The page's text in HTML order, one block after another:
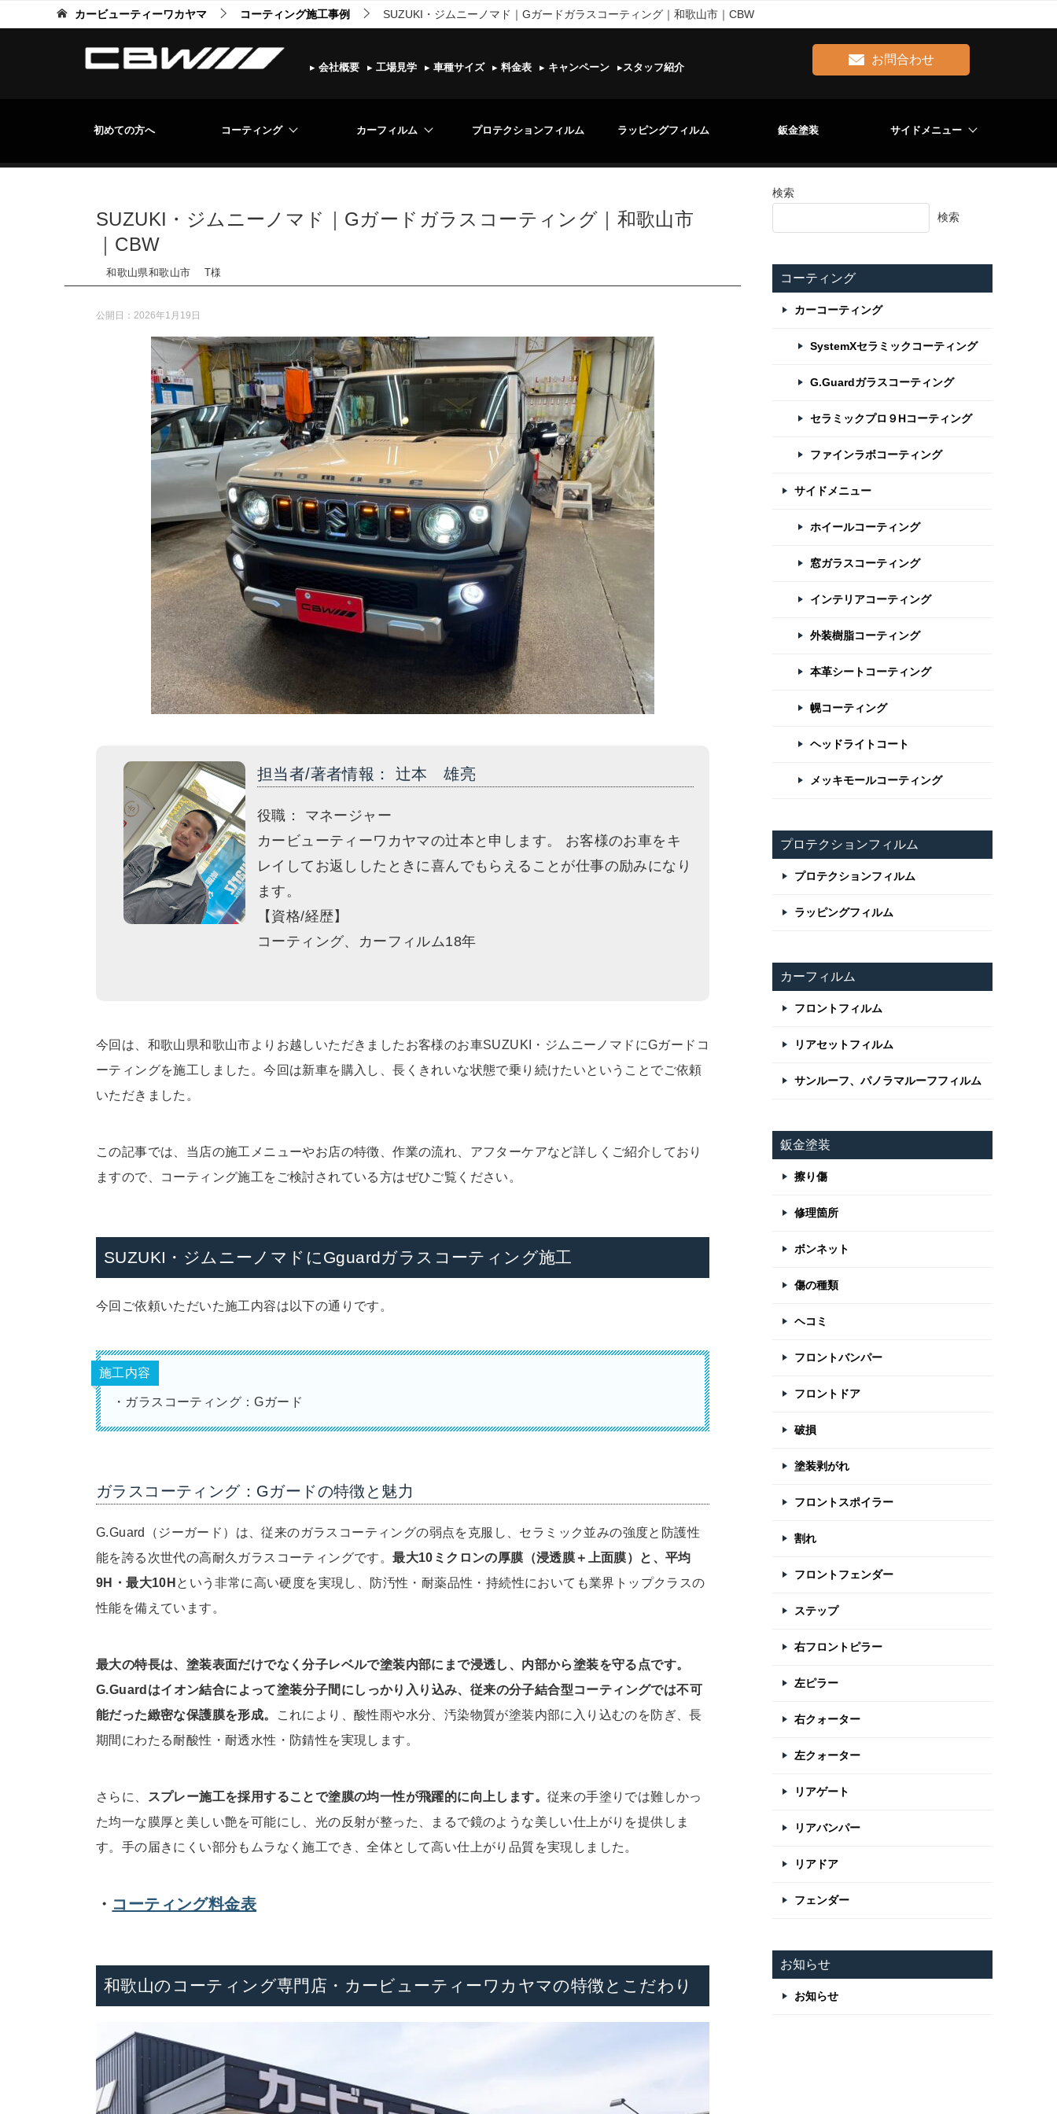
カービューティーワカヤマ コーティング施工事例 SUZUKI・ジムニーノマド｜Gガードガラスコーティング｜和歌山市｜CBW
▸ 会社概要 ▸ 工場見学 ▸ 車種サイズ ▸ 料金表 ▸ キャンペーン ▸スタッフ紹介
お問合わせ
初めての方へ コーティング カーフィルム プロテクションフィルム ラッピングフィルム 鈑金塗装 サイドメニュー
SUZUKI・ジムニーノマド｜Gガードガラスコーティング｜和歌山市
｜CBW
和歌山県和歌山市 T様
公開日： 2026年1月19日
担当者/著者情報： 辻本 雄亮
役職： マネージャー
カービューティーワカヤマの辻本と申します。 お客様のお車をキ
レイしてお返ししたときに喜んでもらえることが仕事の励みになり
ます。
【資格/経歴】
コーティング、カーフィルム18年
今回は、和歌山県和歌山市よりお越しいただきましたお客様のお車SUZUKI・ジムニーノマドにGガードコ
ーティングを施工しました。今回は新車を購入し、長くきれいな状態で乗り続けたいということでご依頼
いただきました。
この記事では、当店の施工メニューやお店の特徴、作業の流れ、アフターケアなど詳しくご紹介しており
ますので、コーティング施工をご検討されている方はぜひご覧ください。
SUZUKI・ジムニーノマドにGguardガラスコーティング施工
今回ご依頼いただいた施工内容は以下の通りです。
施工内容
・ガラスコーティング：Gガード
ガラスコーティング：Gガードの特徴と魅力
G.Guard（ジーガード）は、従来のガラスコーティングの弱点を克服し、セラミック並みの強度と防護性
能を誇る次世代の高耐久ガラスコーティングです。最大10ミクロンの厚膜（浸透膜＋上面膜）と、平均
9H・最大10H という非常に高い硬度を実現し、防汚性・耐薬品性・持続性においても業界トップクラスの
性能を備えています。
最大の特長は、塗装表面だけでなく分子レベルで塗装内部にまで浸透し、内部から塗装を守る点です。
G.Guardはイオン結合によって塗装分子間にしっかり入り込み、従来の分子結合型コーティングでは不可
能だった緻密な保護膜を形成。
これにより、酸性雨や水分、汚染物質が塗装内部に入り込むのを防ぎ、長
期間にわたる耐酸性・耐透水性・防錆性を実現します。
さらに、 スプレー施工を採用することで塗膜の均一性が飛躍的に向上します。従来の手塗りでは難しかっ
た均一な膜厚と美しい艶を可能にし、光の反射が整った、まるで鏡のような美しい仕上がりを提供しま
す。手の届きにくい部分もムラなく施工でき、全体として高い仕上がり品質を実現しました。
・ コーティング料金表
和歌山のコーティング専門店・カービューティーワカヤマの特徴とこだわり
検索
検索
コーティング
カーコーティング
SystemXセラミックコーティング
G.Guardガラスコーティング
セラミックプロ９Hコーティング
ファインラボコーティング
サイドメニュー
ホイールコーティング
窓ガラスコーティング
インテリアコーティング
外装樹脂コーティング
本革シートコーティング
幌コーティング
ヘッドライトコート
メッキモールコーティング
プロテクションフィルム
プロテクションフィルム
ラッピングフィルム
カーフィルム
フロントフィルム
リアセットフィルム
サンルーフ、パノラマルーフフィルム
鈑金塗装
擦り傷
修理箇所
ボンネット
傷の種類
ヘコミ
フロントバンパー
フロントドア
破損
塗装剥がれ
フロントスポイラー
割れ
フロントフェンダー
ステップ
右フロントピラー
左ピラー
右クォーター
左クォーター
リアゲート
リアバンパー
リアドア
フェンダー
お知らせ
お知らせ